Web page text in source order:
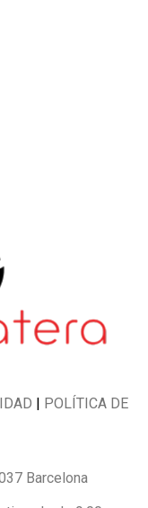
POLÍTICA DE
Barcelona